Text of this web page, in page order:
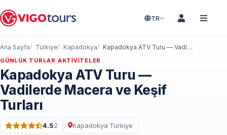
TR
Ana Sayfa Türkiye Kapadokya Kapadokya ATV Turu — Vadilerde Macera ve Keşif Turları
GÜNLÜK TURLAR AKTIVITELER
Kapadokya ATV Turu —
Vadilerde Macera ve Keşif
Turları
5 üzerinden 4.5 puan · 2 Yorum
4.52 Kapadokya·Türkiye